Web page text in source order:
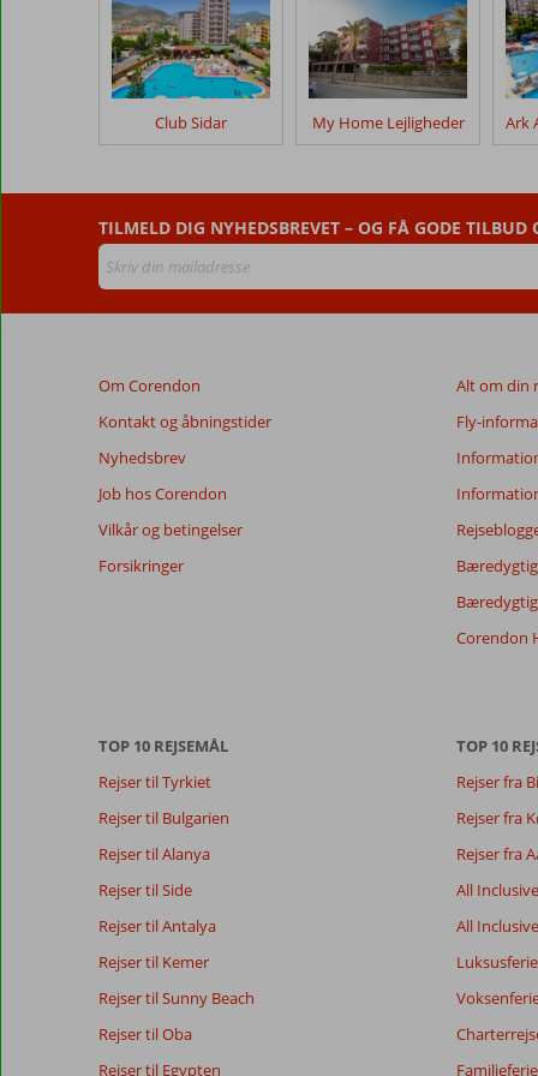
efter
deres
ophold
på
Lejligheder
Anmeldelser,
der
er
ældre
end
48
ikke
længere
for
at
sikre
relevansen
af
viste
Totalscore
66
anmeldelser
8,8 Maden
Værelserne
Wifi-kvalitet
gæsters
anmeldelser
Club Sidar My Home Lejligheder
TILMELD DIG NYHEDSBREVET – OG FÅ GODE TILBUD
Om Corendon
Kontakt og åbningstider
Nyhedsbrev
Job hos Corendon
Vilkår og betingelser
Forsikringer
Alt om din
Fly-
Corendon
TOP 10 REJSEMÅL
Rejser til Tyrkiet
Rejser til Bulgarien
Rejser til Alanya
Rejser til Side
Rejser til Antalya
Rejser til Kemer
Rejser til Sunny Beach
Rejser til Oba
Rejser til Egypten
TOP 10
Rejser fra
Rejser fra
Rejser fra
All
All
Luksusferie
Familieferie